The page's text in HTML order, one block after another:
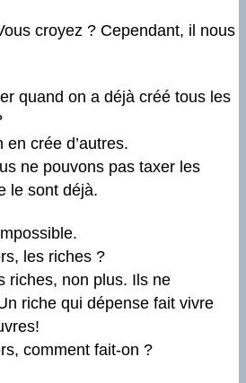
croyez ? Cependant, il nous
quand on a déjà créé tous les
en crée d’autres.
ne pouvons pas taxer les
le sont déjà.
les riches ?
riches, non plus. Ils ne
riche qui dépense fait vivre
comment fait-on ?